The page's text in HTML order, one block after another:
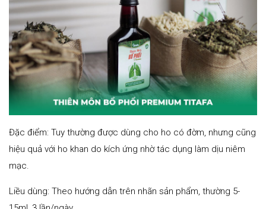
Đặc điểm: Tuy thường được dùng cho ho có đờm, nhưng cũng
hiệu quả với ho khan do kích ứng nhờ tác dụng làm dịu niêm
mạc.
Liều dùng: Theo hướng dẫn trên nhãn sản phẩm, thường 5-